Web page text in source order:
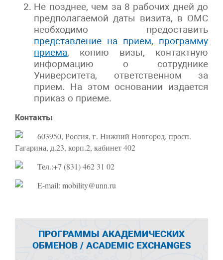
Не позднее, чем за 8 рабочих дней до
предполагаемой даты визита, в ОМС
необходимо предоставить
представление на прием, программу
приема, копию визы, контактную
информацию о сотруднике
Университета, ответственном за
прием. На этом основании издается
приказ о приеме.
Контакты
603950, Россия, г. Нижний Новгород, просп.
Гагарина, д.23, корп.2, кабинет 402
Тел.:+7 (831) 462 31 02
E-mail: mobility@unn.ru
ПРОГРАММЫ АКАДЕМИЧЕСКИХ
ОБМЕНОВ / ACADEMIC EXCHANGES